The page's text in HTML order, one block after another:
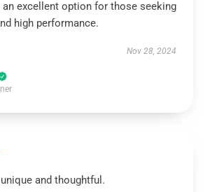
excellent option for those seeking
high performance.
Nov 28, 2024
and thoughtful.